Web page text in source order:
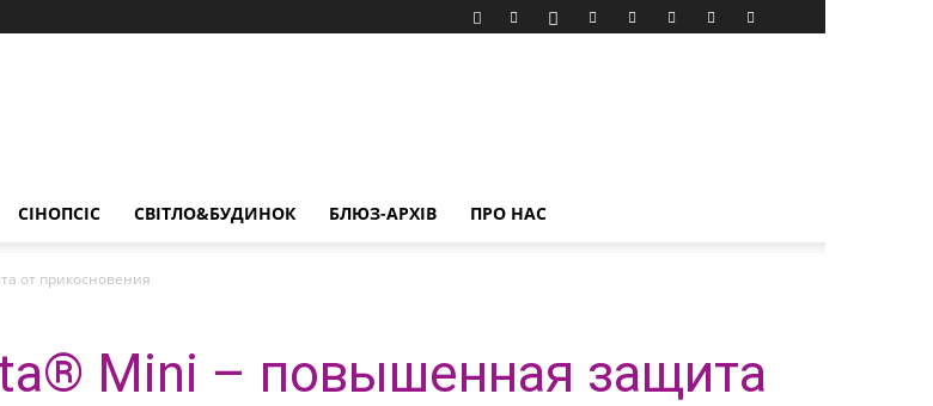
СІНОПСІС СВІТЛО&БУДИНОК БЛЮЗ-АРХІВ ПРО НАС
от прикосновения
Mini – повышенная защита